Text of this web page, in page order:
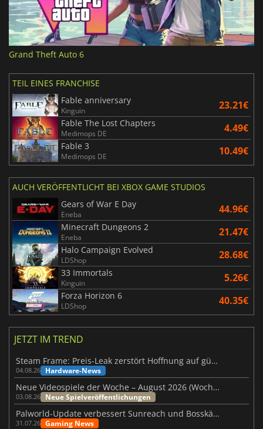
Grand Theft Auto 6
TEIL EINES FRANCHISE
Fable anniversary
Kinguin 23.21€
Fable The Lost Chapters
Medimops DE 4.49€
Fable 3
Medimops DE 10.49€
AUCH VERÖFFENTLICHT BEI XBOX GAME STUDIOS
Gears of War E Day
Eneba 44.96€
Minecraft Dungeons 2
Eneba 21.47€
Halo Campaign Evolved
LDShop 28.68€
33 Immortals
Kinguin 5.26€
Forza Horizon 6
LDShop 40.35€
JETZT IM TREND
Steam Frame: Preis-Leak zerstört Hoffnung auf günstiges VR-Headset
04.08.26 Hardware-News
Neue Videospiele der Woche – August 2026 (Woche 32)
03.08.26 Neue Spielveröffentlichungen
Palworld-Update verbessert Sunreach und Bosskämpfe deutlich
31.07.26 Gaming News